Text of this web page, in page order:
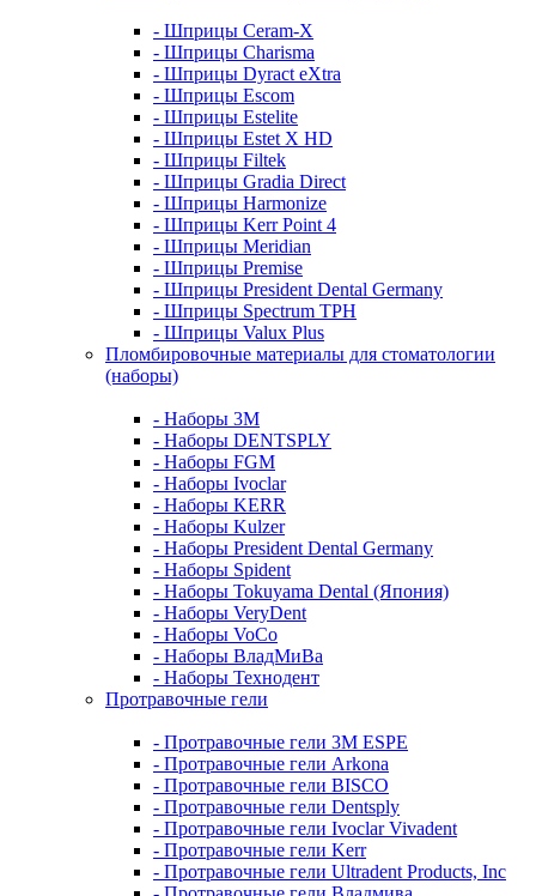
- Шприцы Ceram-X
- Шприцы Charisma
- Шприцы Dyract eXtra
- Шприцы Escom
- Шприцы Estelite
- Шприцы Estet X HD
- Шприцы Filtek
- Шприцы Gradia Direct
- Шприцы Harmonize
- Шприцы Kerr Point 4
- Шприцы Meridian
- Шприцы Premise
- Шприцы President Dental Germany
- Шприцы Spectrum TPH
- Шприцы Valux Plus
Пломбировочные материалы для стоматологии
(наборы)
- Наборы 3М
- Наборы DENTSPLY
- Наборы FGM
- Наборы Ivoclar
- Наборы KERR
- Наборы Kulzer
- Наборы President Dental Germany
- Наборы Spident
- Наборы Tokuyama Dental (Япония)
- Наборы VeryDent
- Наборы VoCo
- Наборы ВладМиВа
- Наборы Технодент
Протравочные гели
- Протравочные гели 3М ESPE
- Протравочные гели Arkona
- Протравочные гели BISCO
- Протравочные гели Dentsply
- Протравочные гели Ivoclar Vivadent
- Протравочные гели Kerr
- Протравочные гели Ultradent Products, Inc